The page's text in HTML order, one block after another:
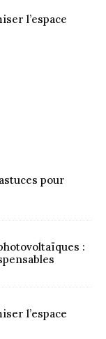
l’espace
pour
:
l’espace